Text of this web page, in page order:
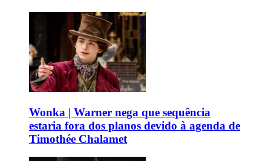
Wonka | Warner nega que sequência
estaria fora dos planos devido à agenda de
Timothée Chalamet